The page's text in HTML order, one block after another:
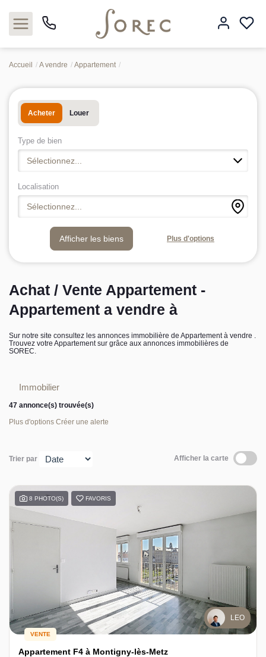
Acheter
Louer
Estimer
Neuf
Gestion
Syndic
L’équipe sorec
Recrutement
Accueil A vendre Appartement
Acheter Louer
Type de bien
Sélectionnez...
Localisation
Sélectionnez...
Plus d'options
Achat / Vente Appartement -
Appartement a vendre à
Sur notre site consultez les annonces immobilière de Appartement à vendre .
Trouvez votre Appartement sur grâce aux annonces immobilières de
SOREC.
Immobilier
47 annonce(s) trouvée(s)
Plus d'options Créer une alerte
Trier par Afficher la carte
8 PHOTO(S) FAVORIS
LEO
VENTE
Appartement F4 à Montigny-lès-Metz